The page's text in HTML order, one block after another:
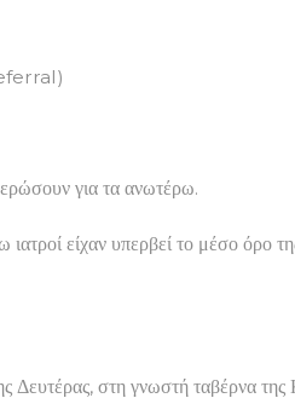
για τα ανωτέρω.
είχαν υπερβεί το μέσο όρο
Δευτέρας, στη γνωστή ταβέρνα της